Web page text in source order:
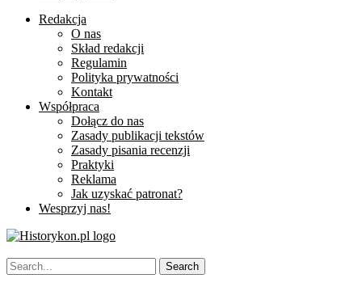
Redakcja
O nas
Skład redakcji
Regulamin
Polityka prywatności
Kontakt
Współpraca
Dołącz do nas
Zasady publikacji tekstów
Zasady pisania recenzji
Praktyki
Reklama
Jak uzyskać patronat?
Wesprzyj nas!